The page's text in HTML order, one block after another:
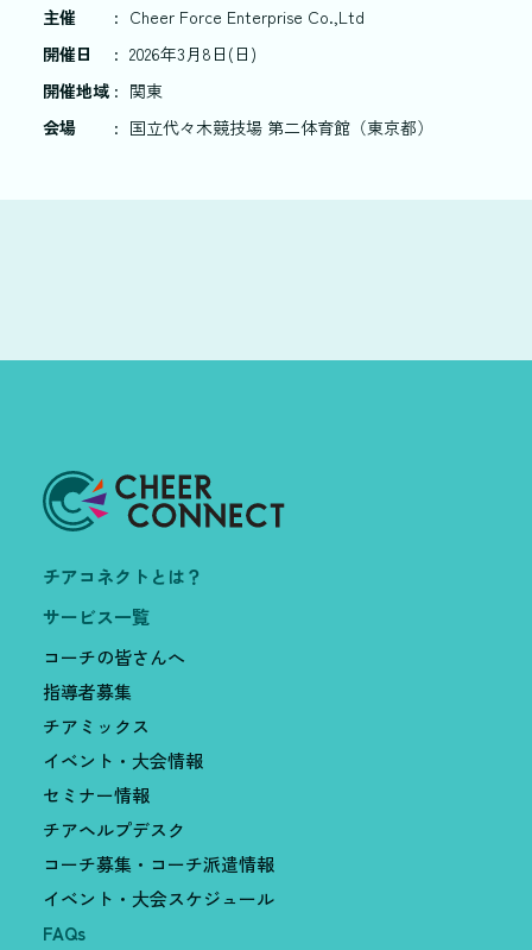
主催 : Cheer Force Enterprise Co.,Ltd
開催日
: 2026年3月8日(日)
開催地域 : 関東
会場
: 国立代々木競技場 第二体育館（東京都）
チアコネクトとは？
サービス一覧
コーチの皆さんへ
指導者募集
チアミックス
イベント・大会情報
セミナー情報
チアヘルプデスク
コーチ募集・コーチ派遣情報
イベント・大会スケジュール
FAQs